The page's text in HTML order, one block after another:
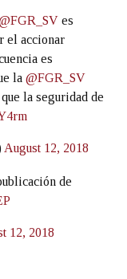
es
el accionar
es
la @FGR_SV
la seguridad de
August 12, 2018
de
12, 2018